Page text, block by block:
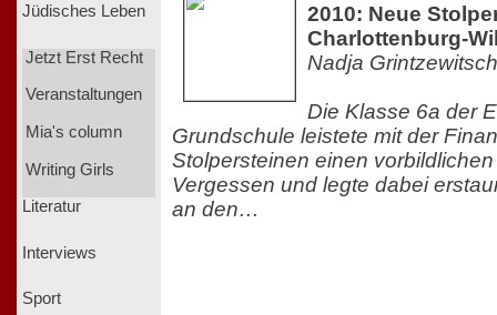
Jüdisches Leben
Jetzt Erst Recht
Veranstaltungen
Mia's column
Writing Girls
Literatur
Interviews
Sport
2010: Neue
Charlottenburg-
Nadja Grintzewitsch
Die Klasse 6a der
Grundschule leistete mit der
Stolpersteinen einen
Vergessen und legte dabei
an den…